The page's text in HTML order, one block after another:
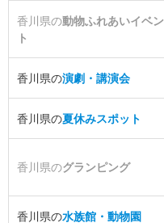
香川県の動物ふれあいイベン
ト
香川県の演劇・講演会
香川県の夏休みスポット
香川県のグランピング
香川県の水族館・動物園